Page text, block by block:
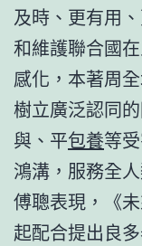
及時、更有用
和維護聯合國
感化，本著周
樹立廣泛認同
與、平包養等
鴻溝，服務全
傅聰表現，《
起配合提出良